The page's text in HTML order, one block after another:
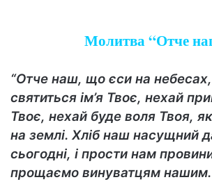
Молитва “Отче
“Отче наш, що єси на
святиться ім’я Твоє, нехай
Твоє, нехай буде воля Твоя, як
на землі. Хліб наш насущний
сьогодні, і прости нам
прощаємо винуватцям нашим.